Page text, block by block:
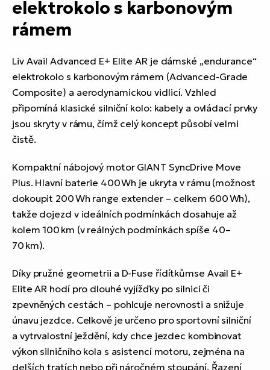
elektrokolo s karbonovým
rámem
Liv Avail Advanced E+ Elite AR je dámské „endurance“
elektrokolo s karbonovým rámem (Advanced-Grade
Composite) a aerodynamickou vidlicí. Vzhled
připomíná klasické silniční kolo: kabely a ovládací prvky
jsou skryty v rámu, čímž celý koncept působí velmi
čistě.
Kompaktní nábojový motor GIANT SyncDrive Move
Plus. Hlavní baterie 400 Wh je ukryta v rámu (možnost
dokoupit 200 Wh range extender – celkem 600 Wh),
takže dojezd v ideálních podmínkách dosahuje až
kolem 100 km (v reálných podmínkách spíše 40–
70 km).
Díky pružné geometrii a D-Fuse řídítkůmse Avail E+
Elite AR hodí pro dlouhé vyjížďky po silnici či
zpevněných cestách – pohlcuje nerovnosti a snižuje
únavu jezdce. Celkově je určeno pro sportovní silniční
a vytrvalostní ježdění, kdy chce jezdec kombinovat
výkon silničního kola s asistencí motoru, zejména na
delších tratích nebo při náročném stoupání. Řazení